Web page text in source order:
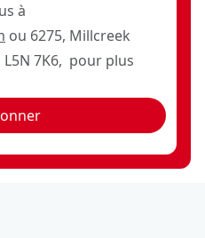
à
ou 6275, Millcreek
L5N 7K6, pour plus